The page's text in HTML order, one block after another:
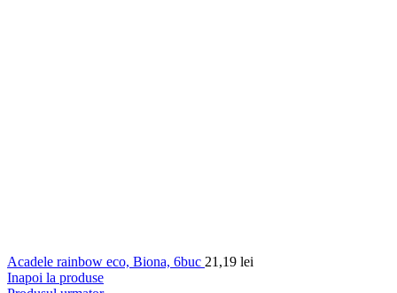
Acadele rainbow eco, Biona, 6buc 21,19 lei
Inapoi la produse